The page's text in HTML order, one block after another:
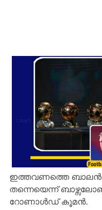
ഇത്തവണത്തെ ബാലൻ
തന്നെയെന്ന്
റോണാൾഡ് കൂമൻ.